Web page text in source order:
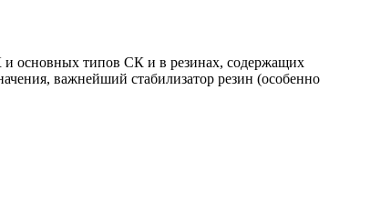
и основных типов СК и в резинах, содержащих
важнейший стабилизатор резин (особенно